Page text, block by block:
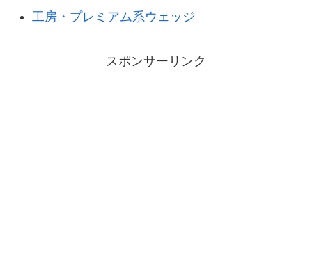
工房・プレミアム系ウェッジ
スポンサーリンク